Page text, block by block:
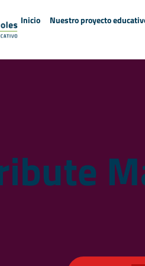
Inicio Nuestro proyecto